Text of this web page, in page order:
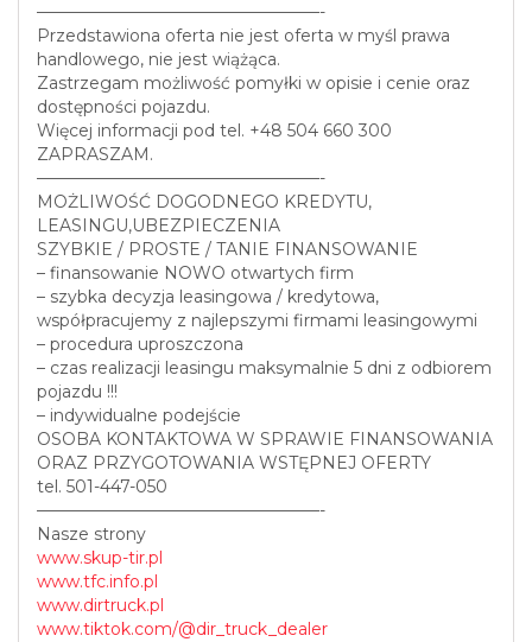
—————————————————-
Przedstawiona oferta nie jest oferta w myśl prawa
handlowego, nie jest wiążąca.
Zastrzegam możliwość pomyłki w opisie i cenie oraz
dostępności pojazdu.
Więcej informacji pod tel. +48 504 660 300
ZAPRASZAM.
—————————————————-
MOŻLIWOŚĆ DOGODNEGO KREDYTU,
LEASINGU,UBEZPIECZENIA
SZYBKIE / PROSTE / TANIE FINANSOWANIE
– finansowanie NOWO otwartych firm
– szybka decyzja leasingowa / kredytowa,
współpracujemy z najlepszymi firmami leasingowymi
– procedura uproszczona
– czas realizacji leasingu maksymalnie 5 dni z odbiorem
pojazdu !!!
– indywidualne podejście
OSOBA KONTAKTOWA W SPRAWIE FINANSOWANIA
ORAZ PRZYGOTOWANIA WSTĘPNEJ OFERTY
tel. 501-447-050
—————————————————-
Nasze strony
www.skup-tir.pl
www.tfc.info.pl
www.dirtruck.pl
www.tiktok.com/@dir_truck_dealer